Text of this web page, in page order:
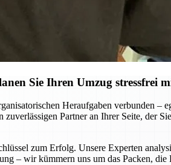
Sie Ihren Umzug stressfrei
Heraufgaben verbunden –
zuverlässigen Partner an Ihrer Seite, der
zum Erfolg. Unsere Experten
– wir kümmern uns um das Packen,